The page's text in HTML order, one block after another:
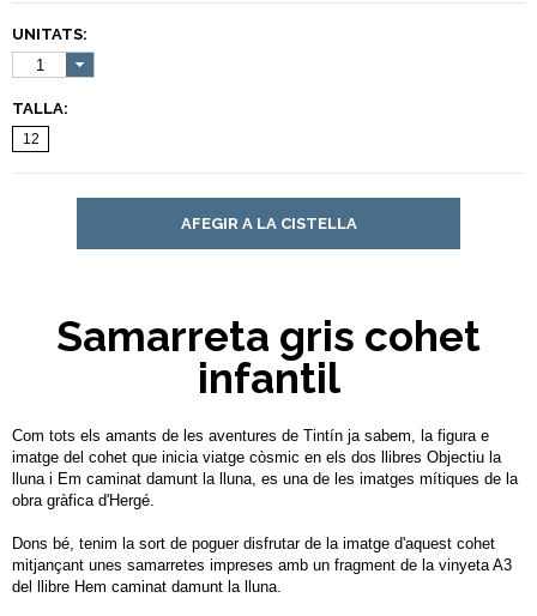
UNITATS:
1
TALLA:
12
AFEGIR A LA CISTELLA
Samarreta gris cohet
infantil
Com tots els amants de les aventures de Tintín ja sabem, la figura e
imatge del cohet que inicia viatge còsmic en els dos llibres Objectiu la
lluna i Em caminat damunt la lluna, es una de les imatges mítiques de la
obra gràfica d'Hergé.
Dons bé, tenim la sort de poguer disfrutar de la imatge d'aquest cohet
mitjançant unes samarretes impreses amb un fragment de la vinyeta A3
del llibre Hem caminat damunt la lluna.